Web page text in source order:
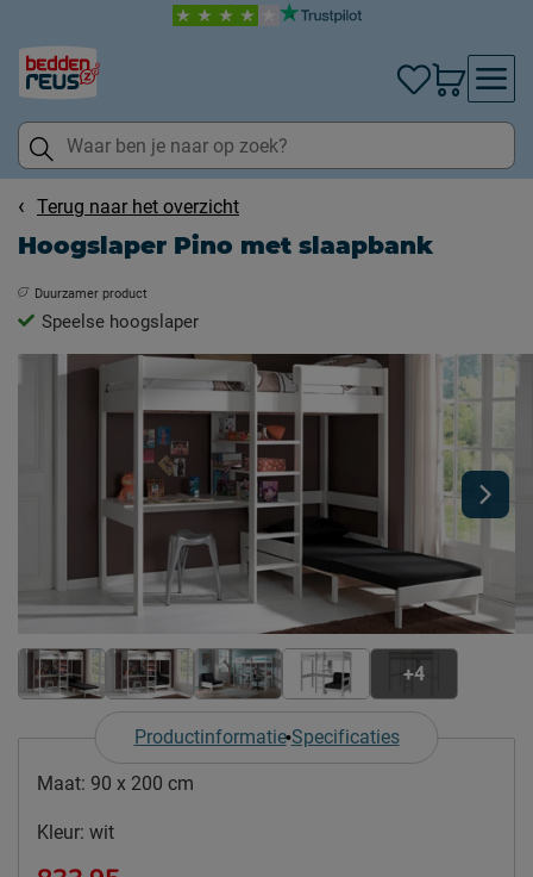
Terug naar het overzicht
Hoogslaper Pino met slaapbank
Duurzamer product
Speelse hoogslaper
+4
Productinformatie Specificaties
Maat: 90 x 200 cm
Kleur: wit